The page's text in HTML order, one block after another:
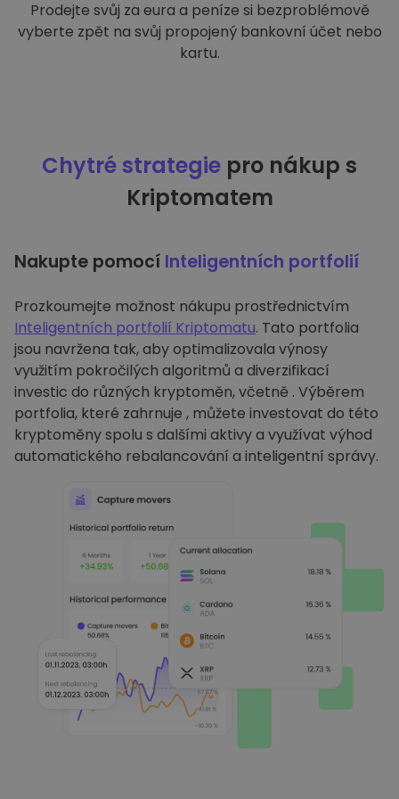
Prodejte svůj za eura a peníze si bezproblémově
vyberte zpět na svůj propojený bankovní účet nebo
kartu.
Chytré strategie pro nákup s
Kriptomatem
Nakupte pomocí Inteligentních portfolií
Prozkoumejte možnost nákupu prostřednictvím
Inteligentních portfolií Kriptomatu. Tato portfolia
jsou navržena tak, aby optimalizovala výnosy
využitím pokročilých algoritmů a diverzifikací
investic do různých kryptoměn, včetně . Výběrem
portfolia, které zahrnuje , můžete investovat do této
kryptoměny spolu s dalšími aktivy a využívat výhod
automatického rebalancování a inteligentní správy.